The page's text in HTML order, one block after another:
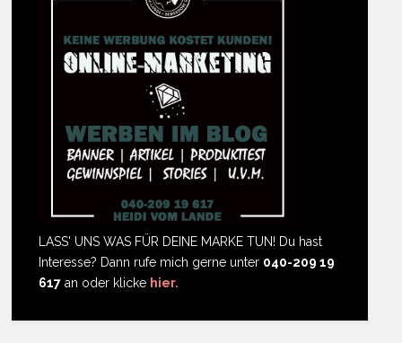
LASS' UNS WAS FÜR DEINE MARKE TUN! Du hast
Interesse? Dann rufe mich gerne unter 040-209 19
617 an oder klicke hier.